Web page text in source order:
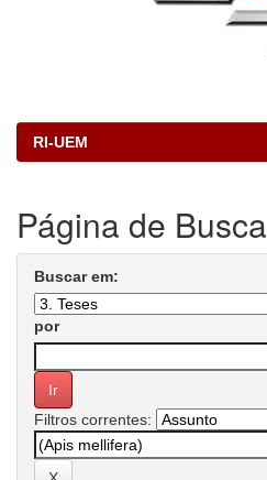
RI-UEM
Página de Busca
Buscar em:
por
Filtros correntes: